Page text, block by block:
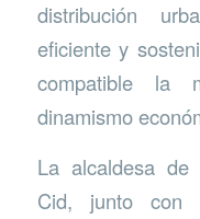
distribución
eficiente y
compatible la
dinamismo
La alcaldesa de
Cid, junto con